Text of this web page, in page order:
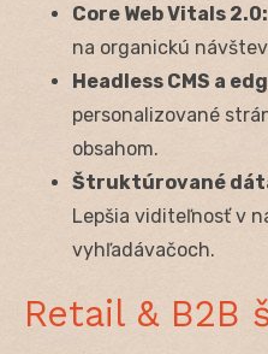
Core Web Vitals 2.0:
na organickú
Headless CMS a
personalizované
obsahom.
Štruktúrované
Lepšia viditeľnosť v
vyhľadávačoch.
Retail & B2B